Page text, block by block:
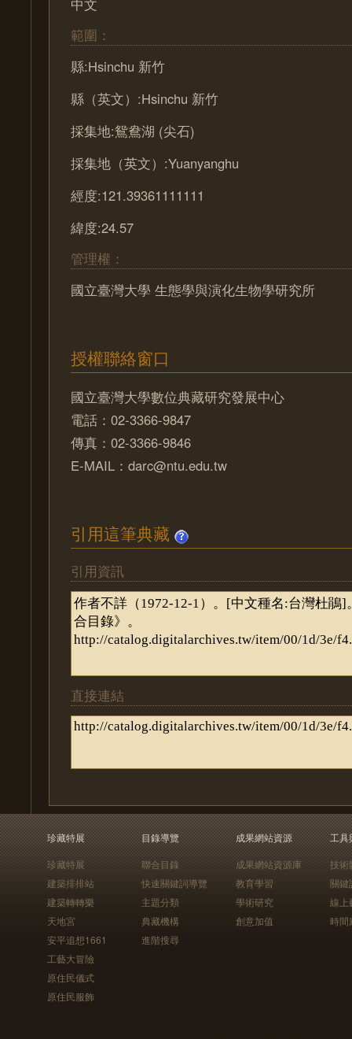
中文
範圍：
縣:Hsinchu 新竹
縣（英文）:Hsinchu 新竹
採集地:鴛鴦湖 (尖石)
採集地（英文）:Yuanyanghu
經度:121.39361111111
緯度:24.57
管理權：
國立臺灣大學 生態學與演化生物學研究所
授權聯絡窗口
國立臺灣大學數位典藏研究發展中心
電話：02-3366-9847
傳真：02-3366-9846
E-MAIL：darc@ntu.edu.tw
引用這筆典藏
引用資訊
直接連結
珍藏特展
珍藏特展
建築排排站
建築轉轉樂
天地宮
安平追想1661
工藝大冒險
原住民儀式
原住民服飾
目錄導覽
聯合目錄
快速關鍵詞導覽
主題分類
典藏機構
進階搜尋
成果網站資源
成果網站資源庫
教育學習
學術研究
創意加值
工具
技術
關鍵
線上
時間